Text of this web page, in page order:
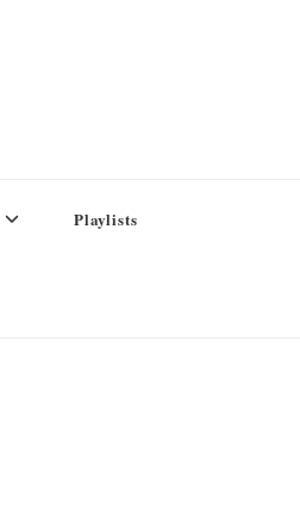
Playlists